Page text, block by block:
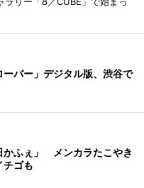
バー」デジタル版、渋谷で
かふぇ」 メンカラたこやき
チゴも